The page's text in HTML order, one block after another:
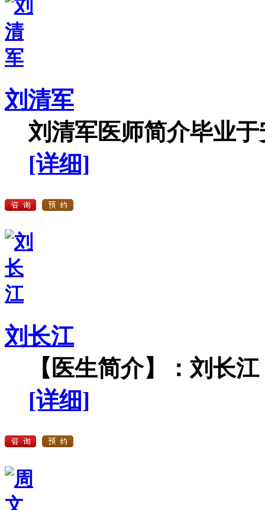
刘清军
刘清军医师简介毕业
[详细]
刘长江
【医生简介】：刘长
[详细]